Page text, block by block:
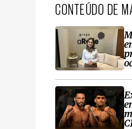
CONTEÚDO DE